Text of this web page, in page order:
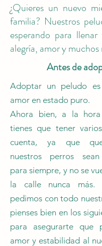
¿Quieres un nuevo
familia? Nuestros
esperando para
alegría, amor y muchos
Antes de
Adoptar un peludo
amor en estado puro.
Ahora bien, a la
tienes que tener
cuenta, ya que
nuestros perros
para siempre, y no se
la calle nunca
pedimos con todo
pienses bien en los
para asegurarte que
amor y estabilidad al